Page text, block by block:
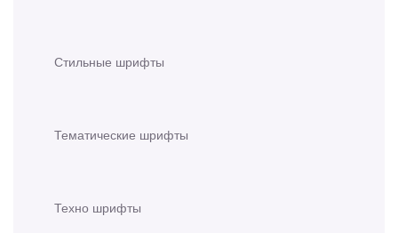
Стильные шрифты
Тематические шрифты
Техно шрифты